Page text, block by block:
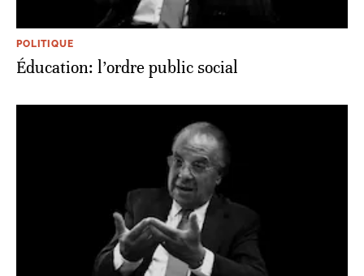
POLITIQUE
Éducation: l’ordre public social